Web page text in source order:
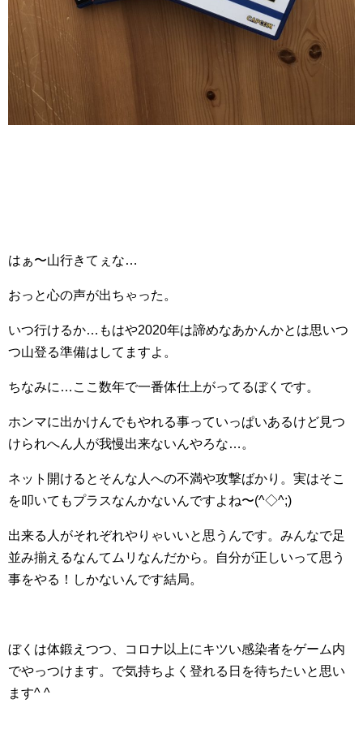
はぁ〜山行きてぇな…
おっと心の声が出ちゃった。
いつ行けるか…もはや2020年は諦めなあかんかとは思いつ
つ山登る準備はしてますよ。
ちなみに…ここ数年で一番体仕上がってるぼくです。
ホンマに出かけんでもやれる事っていっぱいあるけど見つ
けられへん人が我慢出来ないんやろな…。
ネット開けるとそんな人への不満や攻撃ばかり。実はそこ
を叩いてもプラスなんかないんですよね〜(^◇^;)
出来る人がそれぞれやりゃいいと思うんです。みんなで足
並み揃えるなんてムリなんだから。自分が正しいって思う
事をやる！しかないんです結局。
ぼくは体鍛えつつ、コロナ以上にキツい感染者をゲーム内
でやっつけます。で気持ちよく登れる日を待ちたいと思い
ます^ ^